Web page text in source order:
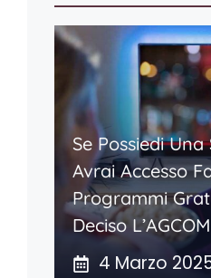
Se Possiedi
Avrai Accesso
Programmi
Deciso L’AGCOM
4 Marzo